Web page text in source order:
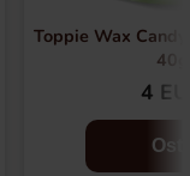
Toppie Wax
40g
4